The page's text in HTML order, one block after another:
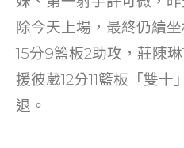
除今天上場，最終仍續
15分9籃板2助攻，莊陳
援彼葳12分11籃板「雙
退。